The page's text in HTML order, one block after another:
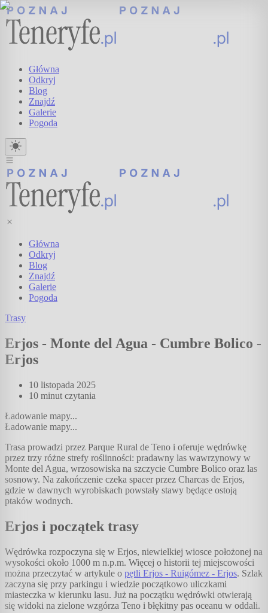
Główna
Odkryj
Blog
Znajdź
Galerie
Pogoda
Główna
Odkryj
Blog
Znajdź
Galerie
Pogoda
Trasy
Erjos - Monte del Agua - Cumbre Bolico -
Erjos
10 listopada 2025
10 minut czytania
Ładowanie mapy...
Ładowanie mapy...
Trasa prowadzi przez Parque Rural de Teno i oferuje wędrówkę
przez trzy różne strefy roślinności: pradawny las wawrzynowy w
Monte del Agua, wrzosowiska na szczycie Cumbre Bolico oraz las
sosnowy. Na zakończenie czeka spacer przez Charcas de Erjos,
gdzie w dawnych wyrobiskach powstały stawy będące ostoją
ptaków wodnych.
Erjos i początek trasy
Wędrówka rozpoczyna się w Erjos, niewielkiej wiosce położonej na
wysokości około 1000 m n.p.m. Więcej o historii tej miejscowości
można przeczytać w artykule o pętli Erjos - Ruigómez - Erjos. Szlak
zaczyna się przy parkingu i wiedzie początkowo uliczkami
miasteczka w kierunku lasu. Już na początku wędrówki otwierają
się widoki na zielone wzgórza Teno i błękitny pas oceanu w oddali.